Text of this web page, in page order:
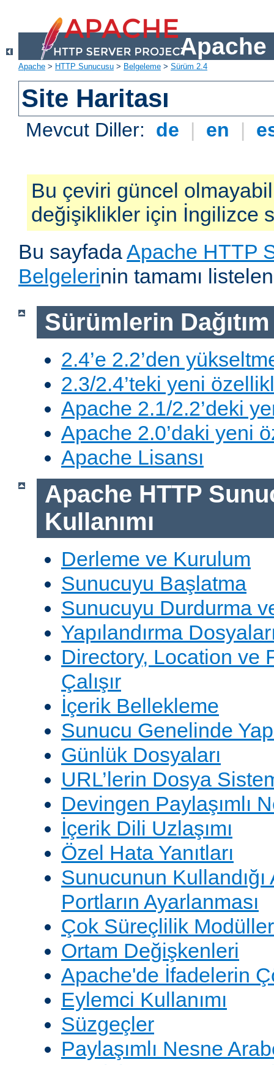
Apache
Apache > HTTP Sunucusu > Belgeleme > Sürüm 2.4
Site Haritası
Mevcut Diller: de | en |
Bu çeviri güncel
değişiklikler için İngilizce
Bu sayfadaApache HTTP
Belgelerinin tamamı
Sürümlerin
2.4’e 2.2’den
2.3/2.4’teki yeni
Apache 2.1/2.2’deki
Apache 2.0’daki yeni
Apache Lisansı
Apache HTTP
Kullanımı
Derleme ve Kurulum
Sunucuyu Başlatma
Sunucuyu Durdurma
Yapılandırma
Directory, Location ve
Çalışır
İçerik Bellekleme
Sunucu Genelinde
Günlük Dosyaları
URL’lerin Dosya
Devingen Paylaşımlı
İçerik Dili Uzlaşımı
Özel Hata Yanıtları
Sunucunun
Portların Ayarlanması
Çok Süreçlilik
Ortam Değişkenleri
Apache'de İfadelerin
Eylemci Kullanımı
Süzgeçler
Paylaşımlı Nesne